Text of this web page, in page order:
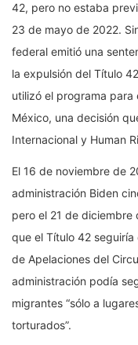
42, pero no estaba
23 de mayo de 2022.
federal emitió una
la expulsión del Título
utilizó el programa para
México, una decisión
Internacional y Human
El 16 de noviembre de
administración Biden
pero el 21 de diciembre
que el Título 42
de Apelaciones del
administración podía
migrantes “sólo a
torturados”.